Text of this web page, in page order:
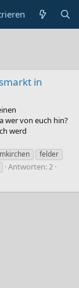
in
wer von euch hin?
werd
felder
Antworten: 2